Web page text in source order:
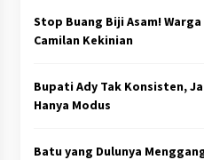
Stop Buang Biji Asam!
Camilan Kekinian
Bupati Ady Tak Konsisten,
Hanya Modus
Batu yang Dulunya